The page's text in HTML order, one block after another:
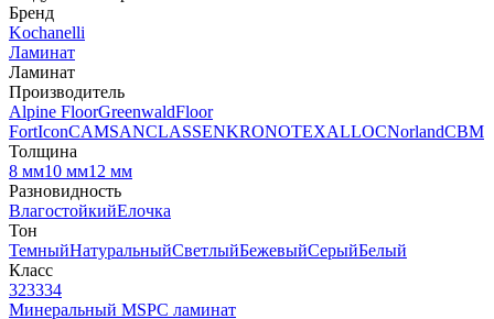
Бренд
Kochanelli
Ламинат
Ламинат
Производитель
Alpine FloorGreenwaldFloor
FortIconCAMSANCLASSENKRONOTEXALLOCNorlandCBM
Толщина
8 мм10 мм12 мм
Разновидность
ВлагостойкийЕлочка
Тон
ТемныйНатуральныйСветлыйБежевыйСерыйБелый
Класс
323334
Минеральный MSPC ламинат